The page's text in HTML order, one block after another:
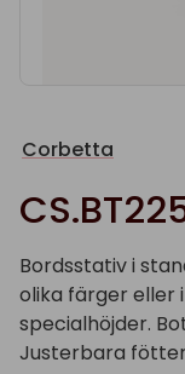
Corbetta
Bordsstativ i
olika färger eller
specialhöjder.
Justerbara